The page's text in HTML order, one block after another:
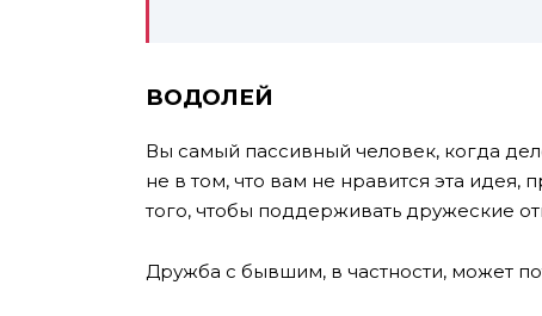
ВОДОЛЕЙ
Вы самый пассивный человек, когда
не в том, что вам не нравится эта идея,
того, чтобы поддерживать дружеские
Дружба с бывшим, в частности, может